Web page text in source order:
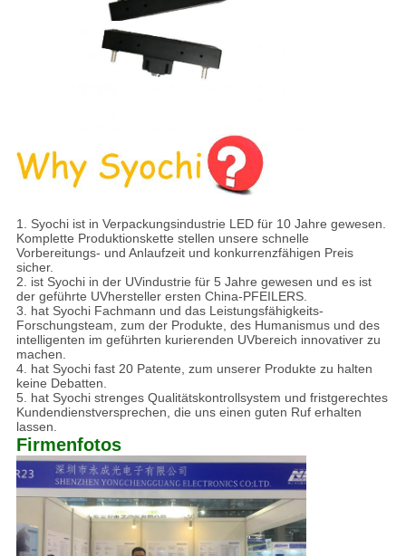
1. Syochi ist in Verpackungsindustrie LED für 10 Jahre gewesen.
Komplette Produktionskette stellen unsere schnelle
Vorbereitungs- und Anlaufzeit und konkurrenzfähigen Preis
sicher.
2. ist Syochi in der UVindustrie für 5 Jahre gewesen und es ist
der geführte UVhersteller ersten China-PFEILERS.
3. hat Syochi Fachmann und das Leistungsfähigkeits-
Forschungsteam, zum der Produkte, des Humanismus und des
intelligenten im geführten kurierenden UVbereich innovativer zu
machen.
4. hat Syochi fast 20 Patente, zum unserer Produkte zu halten
keine Debatten.
5. hat Syochi strenges Qualitätskontrollsystem und fristgerechtes
Kundendienstversprechen, die uns einen guten Ruf erhalten
lassen.
Firmenfotos